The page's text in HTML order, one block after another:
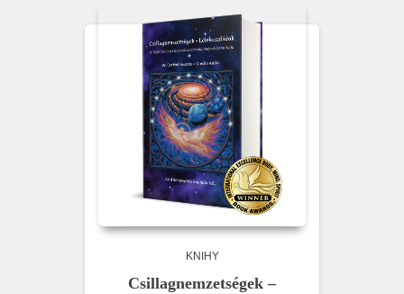
KNIHY
Csillagnemzetségek –